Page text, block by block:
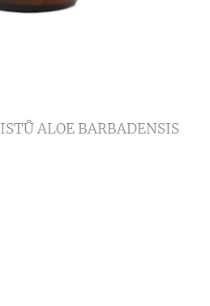
ALOE BARBADENSIS